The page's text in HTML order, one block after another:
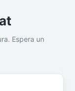
Espera un